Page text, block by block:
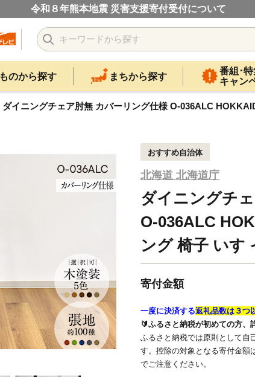
令和８年熊本地震 災害支援寄付受付について
ものから探す まちから探す
番組･特
キャン
ダイニングチェア肘無 カバーリング仕様 O-036ALC
おすすめ自治体
北海道 北海道庁
ダイニングチ
O-036ALC
ング 椅子 いす
寄付金額
一度に決済する返礼品数は３つ
🔰ふるさと納税が初めての方、
ふるさと納税では原則として自
す。控除の対象となる寄付金額
でご注意ください。